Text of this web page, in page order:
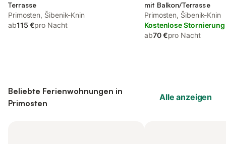
Terrasse
Primosten, Šibenik-Knin
ab115 €pro Nacht
mit Balkon/Terrasse
Primosten, Šibenik-Knin
Kostenlose Stornierung
ab70 €pro Nacht
Beliebte Ferienwohnungen in
Primosten
Alle anzeigen